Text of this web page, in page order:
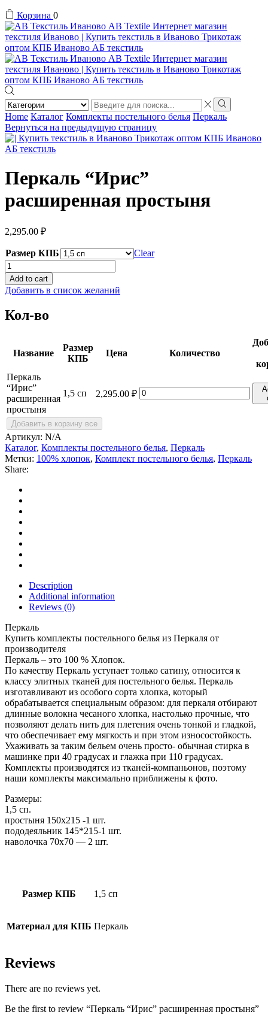
Корзина 0
Search
input
Search
Home Каталог Комплекты постельного белья Перкаль
Вернуться на предыдущую страницу
Перкаль “Ирис”
расширенная простыня
2,295.00 ₽
Размер КПБ
Clear
Перкаль
"Ирис"
расширенная
простыня
Add to cart
Добавить в список желаний
Кол-во
Название
Размер
КПБ
Цена Количество
Перкаль
“Ирис”
расширенная
простыня
1,5 сп 2,295.00 ₽ Перкаль
"Ирис"
Добавить в корзину все
Артикул: N/A
Каталог, Комплекты постельного белья, Перкаль
Метки: 100% хлопок, Комплект постельного белья, Перкаль
Share:
Description
Additional information
Reviews (0)
Перкаль
Купить комплекты постельного белья из Перкаля от
производителя
Перкаль – это 100 % Хлопок.
По качеству Перкаль уступает только сатину, относится к
классу элитных тканей для постельного белья. Перкаль
изготавливают из особого сорта хлопка, который
обрабатывается специальным образом: для перкаля отбирают
длинные волокна чесаного хлопка, настолько прочные, что
позволяют делать нить для плетения очень тонкой и гладкой,
что обеспечивает ему мягкость и при этом износостойкость.
Ухаживать за таким бельем очень просто- обычная стирка в
машинке при 40 градусах и глажка при 110 градусах.
Комплекты производятся из тканей-компаньонов, поэтому
наши комплекты максимально приближены к фото.
Размеры:
1,5 сп.
простыня 150х215 -1 шт.
пододеяльник 145*215-1 шт.
наволочка 70х70 — 2 шт.
Размер КПБ 1,5 сп
Материал для КПБ Перкаль
Reviews
There are no reviews yet.
Be the first to review “Перкаль “Ирис” расширенная простыня”